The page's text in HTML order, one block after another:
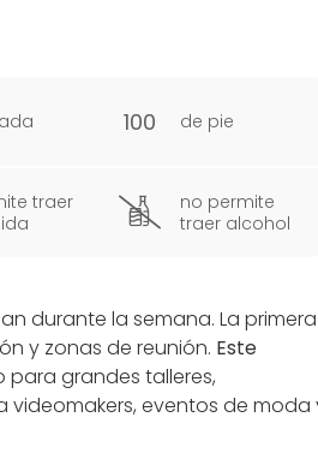
100 de pie
traer
no permite
traer alcohol
durante la semana. La primera
y zonas de reunión. Este
para grandes talleres,
videomakers, eventos de moda